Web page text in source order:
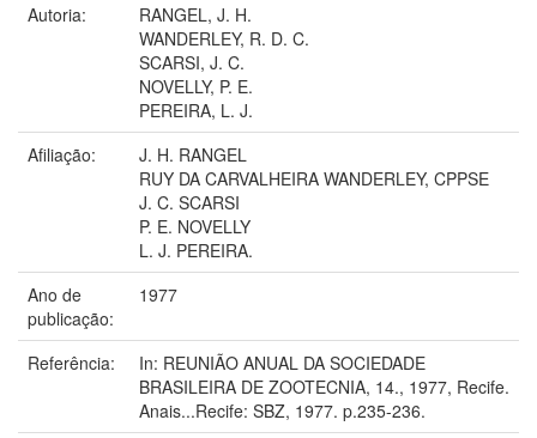
Autoria:
RANGEL, J. H.
WANDERLEY, R. D. C.
SCARSI, J. C.
NOVELLY, P. E.
PEREIRA, L. J.
Afiliação:
J. H. RANGEL
RUY DA CARVALHEIRA WANDERLEY, CPPSE
J. C. SCARSI
P. E. NOVELLY
L. J. PEREIRA.
Ano de
publicação:
1977
Referência:
In: REUNIÃO ANUAL DA SOCIEDADE
BRASILEIRA DE ZOOTECNIA, 14., 1977, Recife.
Anais...Recife: SBZ, 1977. p.235-236.